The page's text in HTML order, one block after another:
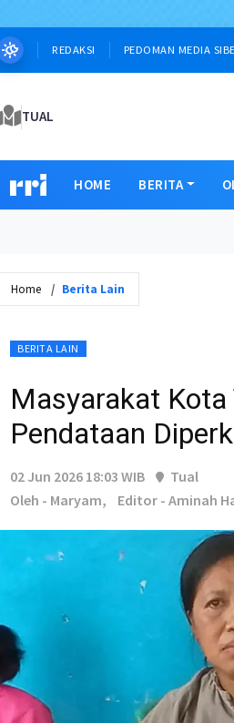
REDAKSI PEDOMAN MEDIA
TUAL
HOME BERITA
Home Berita Lain
BERITA LAIN
Masyarakat
Pendataan
02 Jun 2026 18:03 WIB
Tual
Oleh - Maryam,
Editor - Aminah